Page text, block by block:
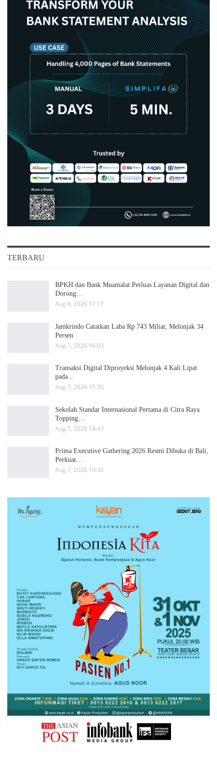
TERBARU
BPKH dan Bank Muamalat Perluas Layanan Digital dan
Dorong…
Aug 8, 2026 17:17
Jamkrindo Catatkan Laba Rp 743 Miliar, Melonjak 34
Persen
Aug 7, 2026 16:03
Transaksi Digital Diproyeksi Melonjak 4 Kali Lipat
pada…
Aug 7, 2026 15:30
Sekolah Standar Internasional Pertama di Citra Raya
Topping…
Aug 7, 2026 14:43
Prima Executive Gathering 2026 Resmi Dibuka di Bali,
Perkuat…
Aug 7, 2026 10:30